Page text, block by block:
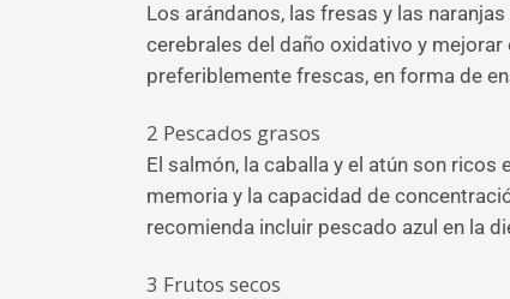
Los arándanos, las fresas y las
cerebrales del daño oxidativo y
preferiblemente frescas, en forma de
2 Pescados grasos
El salmón, la caballa y el atún son
memoria y la capacidad de
recomienda incluir pescado azul en la
3 Frutos secos